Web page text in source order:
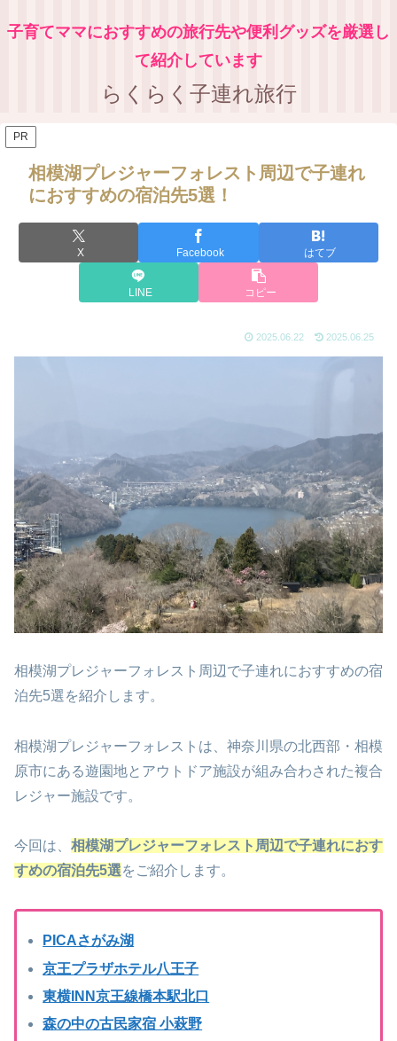
子育てママにおすすめの旅行先や便利グッズを厳選し
て紹介しています
らくらく子連れ旅行
PR
相模湖プレジャーフォレスト周辺で子連れ
におすすめの宿泊先5選！
X Facebook はてブ
LINE コピー
2025.06.22 2025.06.25
相模湖プレジャーフォレスト周辺で子連れにおすすめの宿
泊先5選を紹介します。
相模湖プレジャーフォレストは、神奈川県の北西部・相模
原市にある遊園地とアウトドア施設が組み合わされた複合
レジャー施設です。
今回は、 相模湖プレジャーフォレスト周辺で子連れにおす
すめの宿泊先5選をご紹介します。
PICAさがみ湖
京王プラザホテル八王子
東横INN京王線橋本駅北口
森の中の古民家宿 小萩野